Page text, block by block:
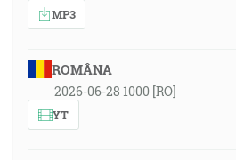
MP3
ROMÂNA
2026-06-28 1000 [RO]
YT